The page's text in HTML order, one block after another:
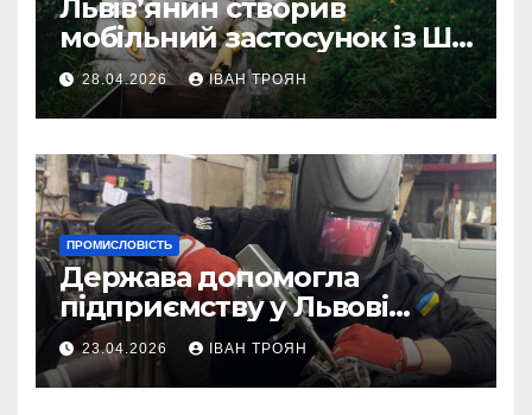
Львів’янин створив
мобільний застосунок із ШІ-
асистентом для бджолярів
28.04.2026 ІВАН ТРОЯН
ПРОМИСЛОВІСТЬ
Держава допомогла
підприємству у Львові
відновити виробничі
потужності після атаки
російського БПЛА
23.04.2026 ІВАН ТРОЯН